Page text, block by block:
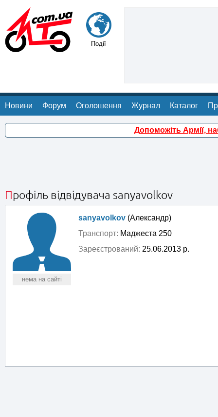
Події
Новини Форум Оголошення Журнал Каталог
Допоможіть Армії,
Профіль відвідувача sanyavolkov
нема на сайті
sanyavolkov (Александр)
Транспорт: Маджеста 250
Зареєстрований: 25.06.2013 р.